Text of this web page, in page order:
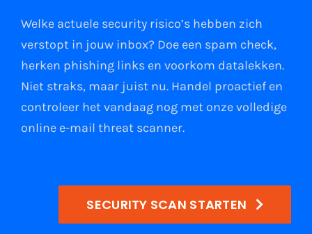
Welke actuele security risico’s hebben zich
verstopt in jouw inbox? Doe een spam check,
herken phishing linksen voorkom datalekken.
Niet straks, maar juist nu. Handel proactief en
controleer het vandaag nog met onze volledige
online e-mail threat scanner.
SECURITY SCAN STARTEN